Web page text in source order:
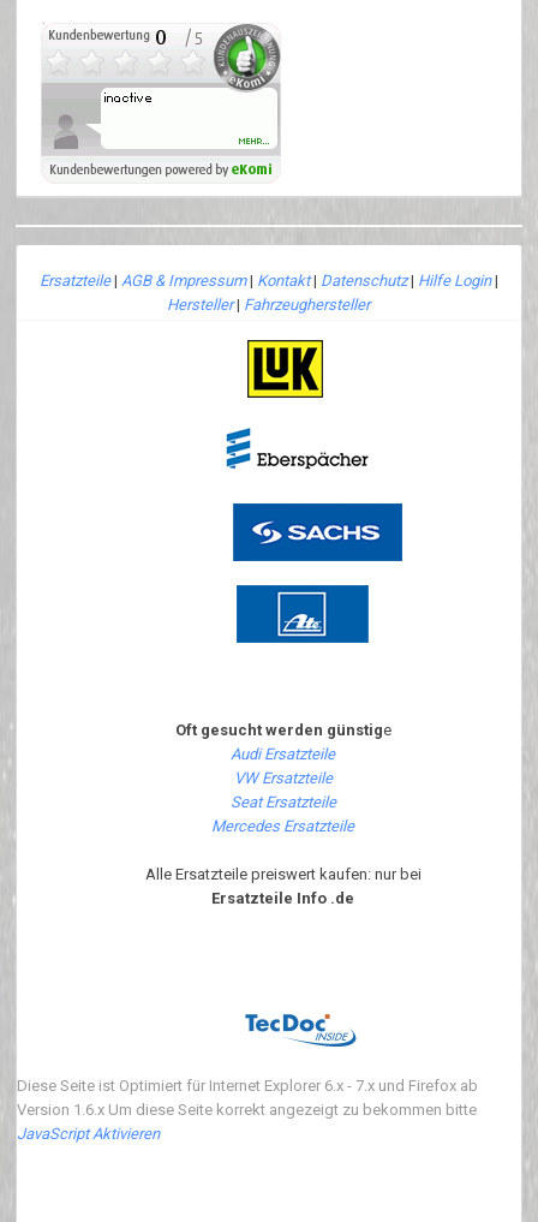
Ersatzteile| AGB & Impressum| Kontakt| Datenschutz| Hilfe Login|
Hersteller| Fahrzeughersteller
Oft gesucht werden günstige
Audi Ersatzteile
VW Ersatzteile
Seat Ersatzteile
Mercedes Ersatzteile
Alle Ersatzteile preiswert kaufen: nur bei
Ersatzteile Info .de
Diese Seite ist Optimiert für Internet Explorer 6.x - 7.x und Firefox ab
Version 1.6.x Um diese Seite korrekt angezeigt zu bekommen bitte
JavaScript Aktivieren